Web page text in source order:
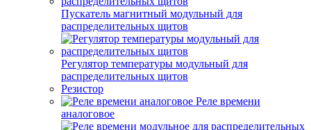
Пускатель магнитный модульный для
распределительных щитов
Регулятор температуры модульный для
распределительных щитов
Резистор
Реле времени
аналоговое